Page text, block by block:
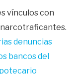
vínculos con
denuncias
bancos del